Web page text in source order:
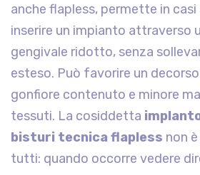
anche flapless, permette in
inserire un impianto attraverso
gengivale ridotto, senza
esteso. Può favorire un
gonfiore contenuto e minore
tessuti. La cosiddetta
bisturi tecnica flapless non
tutti: quando occorre vedere